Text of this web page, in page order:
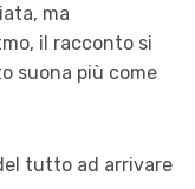
ma
il racconto si
suona più come
tutto ad arrivare